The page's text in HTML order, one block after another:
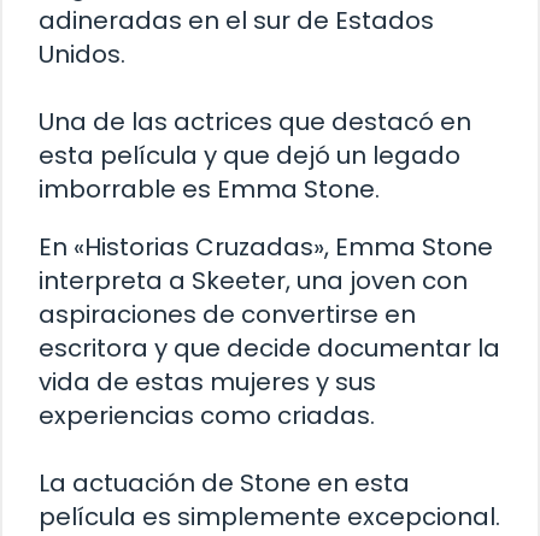
adineradas en el sur de Estados
Unidos.
Una de las actrices que destacó en
esta película y que dejó un legado
imborrable es Emma Stone.
En «Historias Cruzadas», Emma Stone
interpreta a Skeeter, una joven con
aspiraciones de convertirse en
escritora y que decide documentar la
vida de estas mujeres y sus
experiencias como criadas.
La actuación de Stone en esta
película es simplemente excepcional.